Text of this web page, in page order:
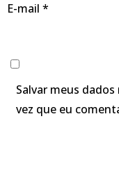
E-mail *
Salvar meus
vez que eu